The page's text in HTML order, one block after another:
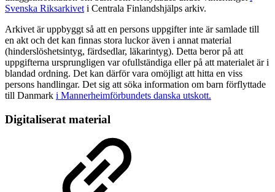
Svenska Riksarkiveti Centrala Finlandshjälps arkiv.
Arkivet är uppbyggt så att en persons uppgifter inte är samlade till
en akt och det kan finnas stora luckor även i annat material
(hinderslöshetsintyg, färdsedlar, läkarintyg). Detta beror på att
uppgifterna ursprungligen var ofullständiga eller på att materialet är i
blandad ordning. Det kan därför vara omöjligt att hitta en viss
persons handlingar. Det sig att söka information om barn förflyttade
till Danmark i Mannerheimförbundets danska utskott.
Digitaliserat material